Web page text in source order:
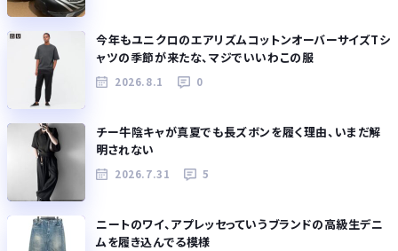
今年もユニクロのエアリズムコットンオーバーサイズTシ
ャツの季節が来たな、マジでいいわこの服
2026.8.1 0
チー牛陰キャが真夏でも長ズボンを履く理由、いまだ解
明されない
2026.7.31 5
ニートのワイ、アプレッセっていうブランドの高級生デニ
ムを履き込んでる模様